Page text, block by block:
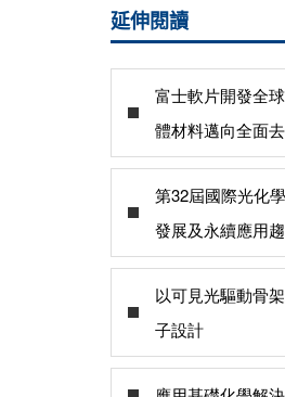
延伸閱讀
富士軟片開發全
體材料邁向全面
第32屆國際光化
發展及永續應用
以可見光驅動骨
子設計